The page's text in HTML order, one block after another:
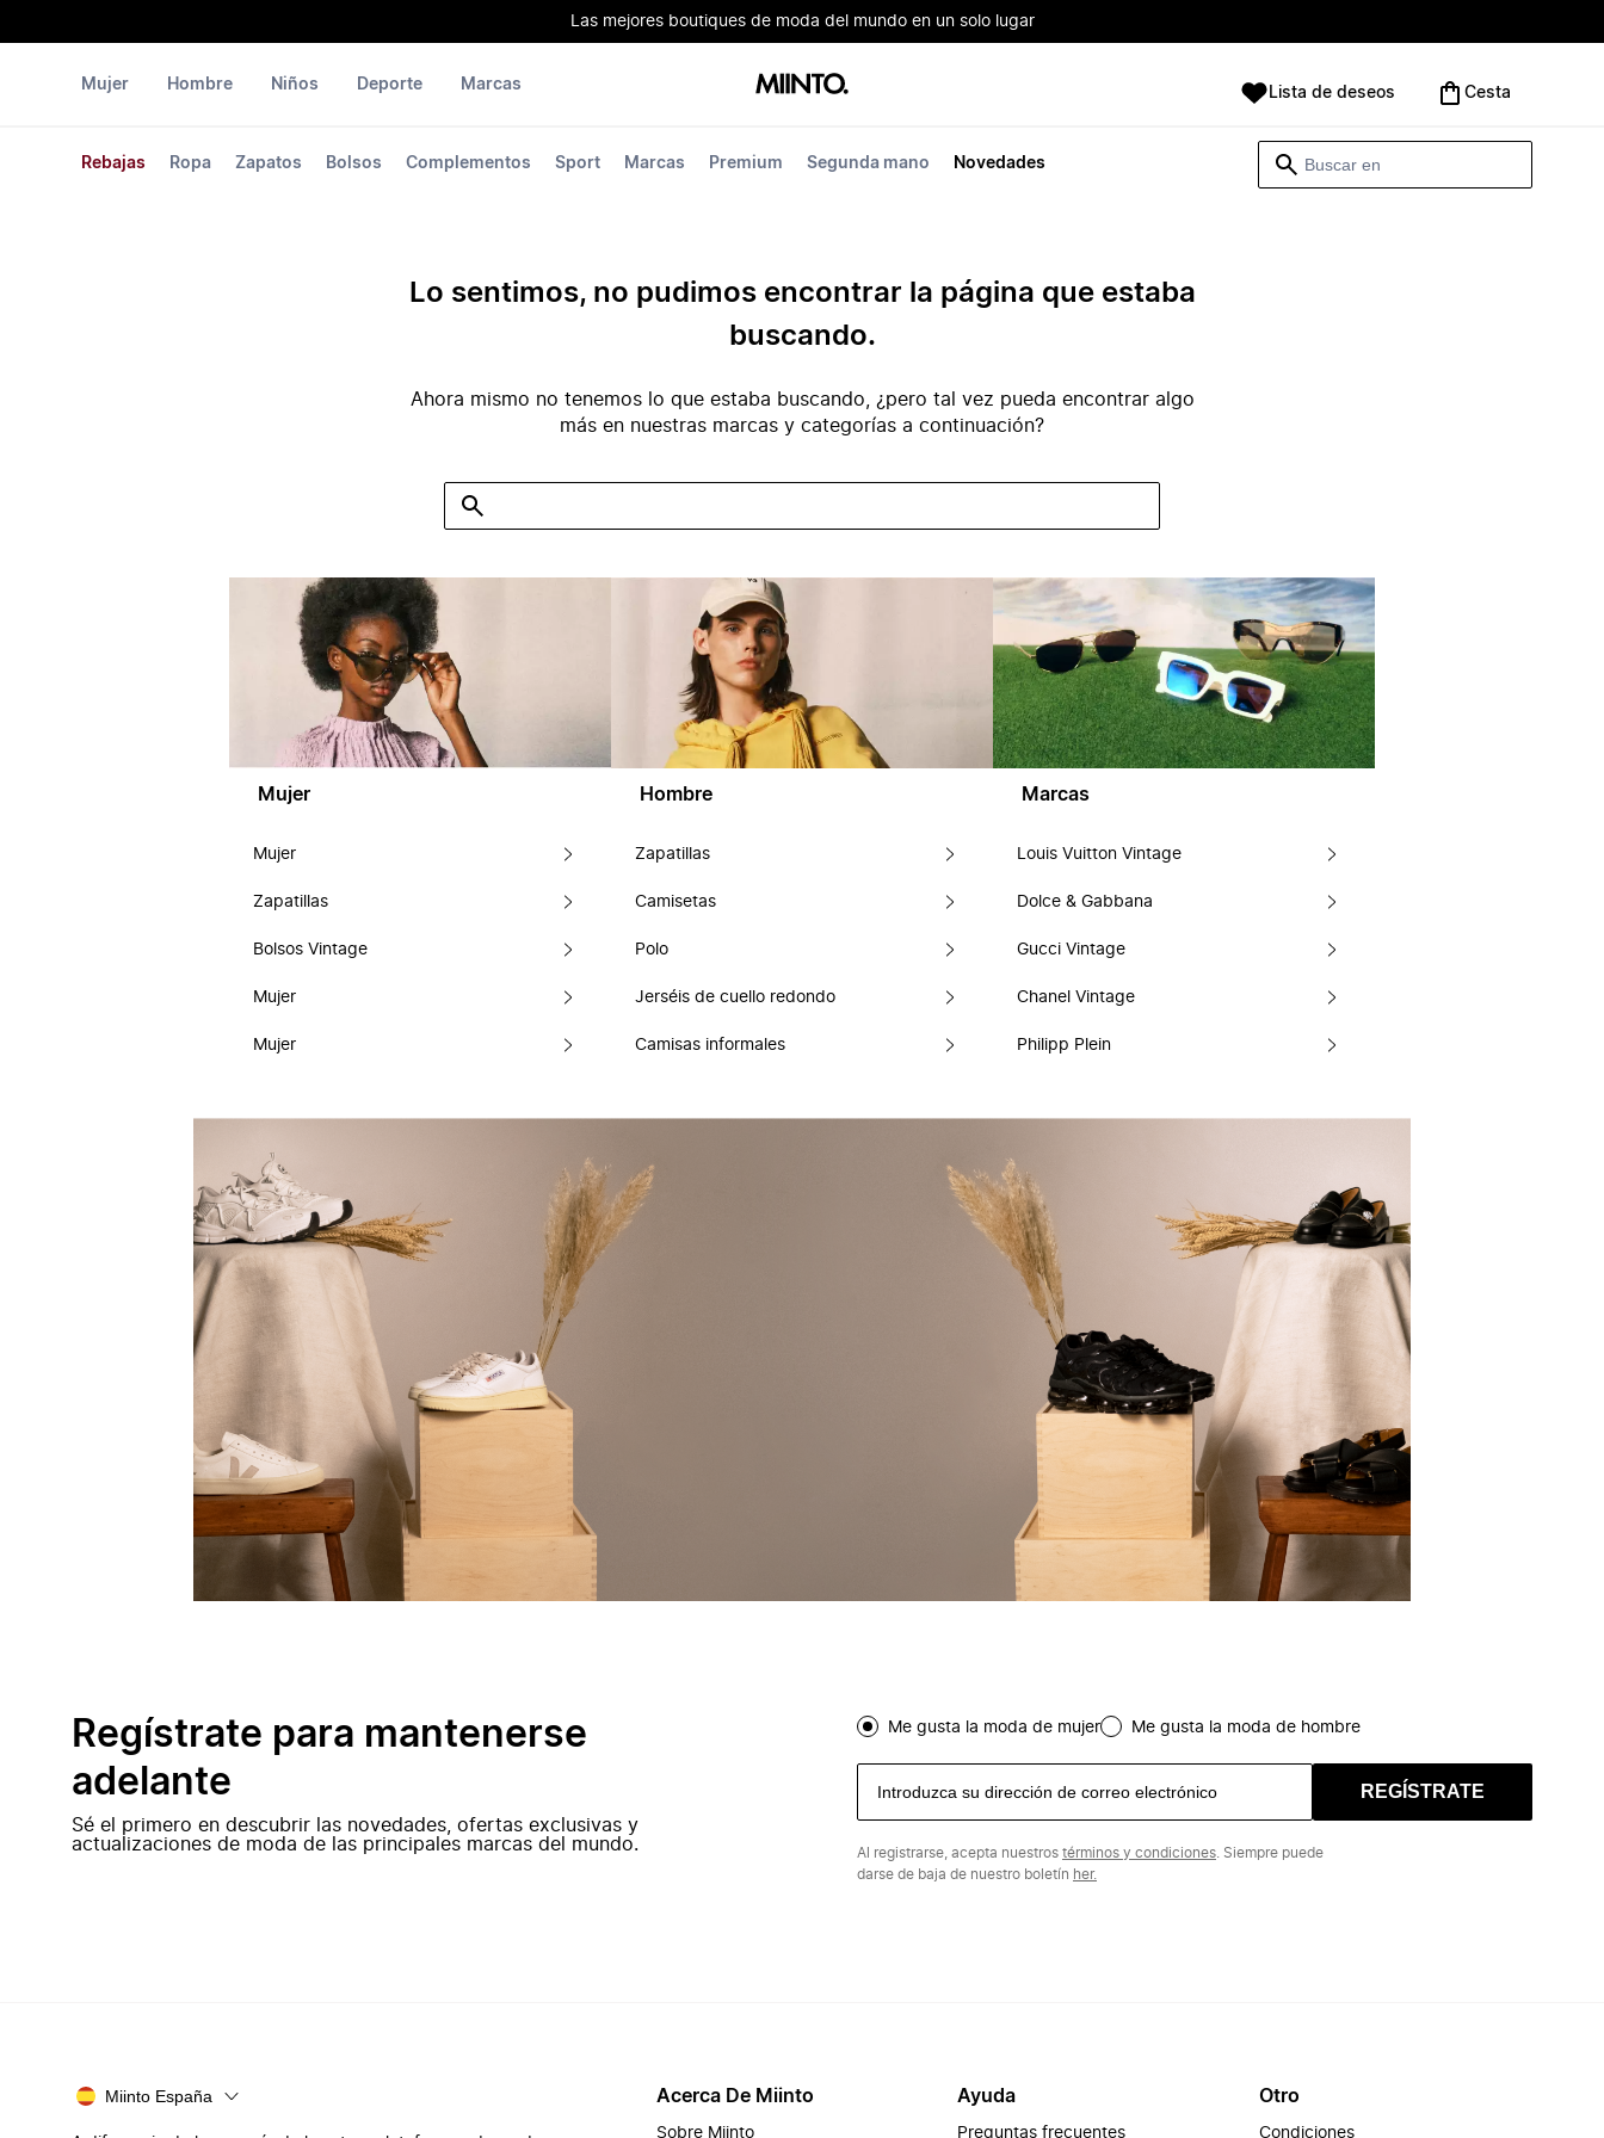
Las mejores boutiques de moda del mundo en un solo lugar
Mujer
Rebajas Ropa Zapatos Bolsos Complementos Sport Marcas Premium Segunda mano Novedades
Hombre Niños Deporte Marcas Lista de deseos Cesta
Lo sentimos, no pudimos encontrar la página que estaba
buscando.
Ahora mismo no tenemos lo que estaba buscando, ¿pero tal vez pueda encontrar algo
más en nuestras marcas y categorías a continuación?
Mujer
Mujer
Zapatillas
Bolsos Vintage
Mujer
Mujer
Hombre
Zapatillas
Camisetas
Polo
Jerséis de cuello redondo
Camisas informales
Marcas
Louis Vuitton Vintage
Dolce & Gabbana
Gucci Vintage
Chanel Vintage
Philipp Plein
Regístrate para mantenerse
adelante
Sé el primero en descubrir las novedades, ofertas exclusivas y
actualizaciones de moda de las principales marcas del mundo.
Me gusta la moda de mujer Me gusta la moda de hombre
REGÍSTRATE
Al registrarse, acepta nuestros términos y condiciones . Siempre puede
darse de baja de nuestro boletín her.
Miinto España Acerca De Miinto
Sobre Miinto
Ayuda
Preguntas frecuentes
Otro
Condiciones